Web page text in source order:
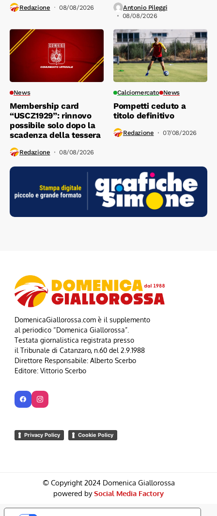
Redazione 08/08/2026
Antonio Pileggi
08/08/2026
News
Membership card
“USCZ1929”: rinnovo
possibile solo dopo la
scadenza della tessera
Redazione 08/08/2026
Calciomercato News
Pompetti ceduto a
titolo definitivo
Redazione 07/08/2026
DomenicaGiallorossa.com è il supplemento
al periodico “Domenica Giallorossa”.
Testata giornalistica registrata presso
il Tribunale di Catanzaro, n.60 del 2.9.1988
Direttore Responsabile: Alberto Scerbo
Editore: Vittorio Scerbo
Privacy Policy Cookie Policy
© Copyright 2024 Domenica Giallorossa
powered bySocial Media Factory